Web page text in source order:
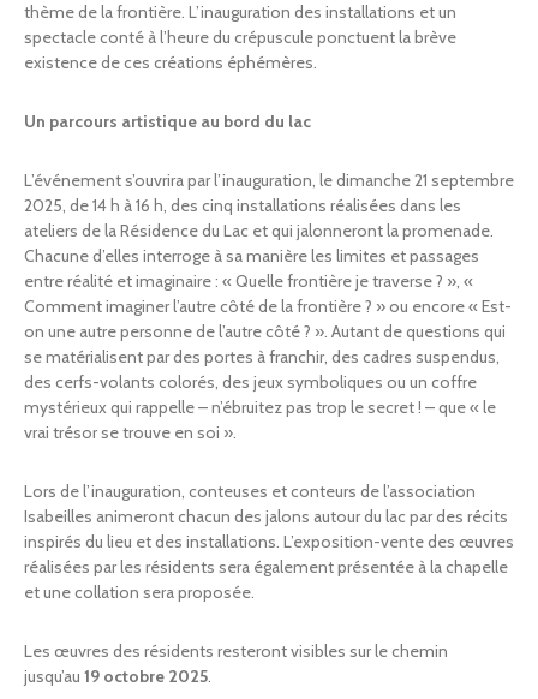
thème de la frontière. L’inauguration des installations et un
spectacle conté à l’heure du crépuscule ponctuent la brève
existence de ces créations éphémères.
Un parcours artistique au bord du lac
L’événement s’ouvrira par l’inauguration, le dimanche 21 septembre
2025, de 14 h à 16 h, des cinq installations réalisées dans les
ateliers de la Résidence du Lac et qui jalonneront la promenade.
Chacune d’elles interroge à sa manière les limites et passages
entre réalité et imaginaire : « Quelle frontière je traverse ? », «
Comment imaginer l’autre côté de la frontière ? » ou encore « Est-
on une autre personne de l’autre côté ? ». Autant de questions qui
se matérialisent par des portes à franchir, des cadres suspendus,
des cerfs-volants colorés, des jeux symboliques ou un coffre
mystérieux qui rappelle – n’ébruitez pas trop le secret ! – que « le
vrai trésor se trouve en soi ».
Lors de l’inauguration, conteuses et conteurs de l’association
Isabeilles animeront chacun des jalons autour du lac par des récits
inspirés du lieu et des installations. L’exposition-vente des œuvres
réalisées par les résidents sera également présentée à la chapelle
et une collation sera proposée.
Les œuvres des résidents resteront visibles sur le chemin
jusqu’au 19 octobre 2025.